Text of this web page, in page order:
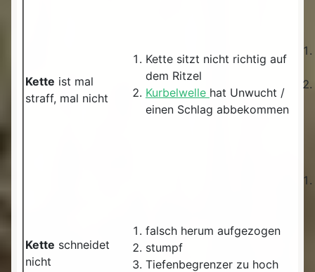
Kette ist mal
straff, mal nicht
Kette sitzt nicht richtig auf
dem Ritzel
Kurbelwelle hat Unwucht /
einen Schlag abbekommen
Kette schneidet
nicht
falsch herum aufgezogen
stumpf
Tiefenbegrenzer zu hoch